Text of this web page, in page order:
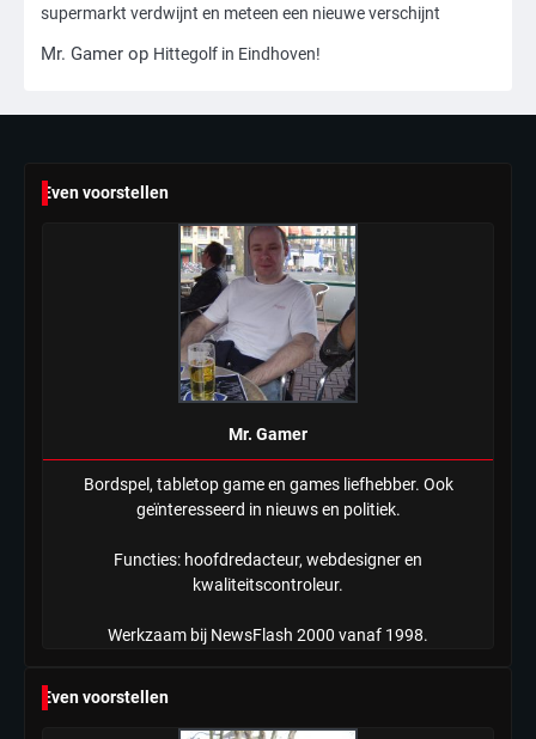
meerdere omwonenden
6
Tilburgse wethouder: ‘Alle vertrouwen
in nieuwe aanpak van begeleiding
kwetsbare inwoners door Siem,
ondanks onrust’
Mr. Gamer
supermarkt verdwijnt en meteen een nieuwe verschijnt
Mr. Gamer op Hittegolf in Eindhoven!
Even voorstellen
Mr. Gamer
Bordspel, tabletop game en games liefhebber. Ook
geïnteresseerd in nieuws en politiek.
Functies: hoofdredacteur, webdesigner en
kwaliteitscontroleur.
Werkzaam bij NewsFlash 2000 vanaf 1998.
Even voorstellen